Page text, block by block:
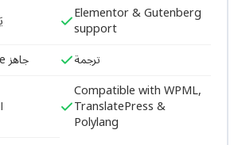
Elementor & Gutenberg
support
WooCommerce جاهز
ترجمة
Compatible with WPML,
TranslatePress &
Polylang